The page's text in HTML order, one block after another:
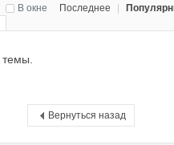
Последнее
В окне
Вернуться назад